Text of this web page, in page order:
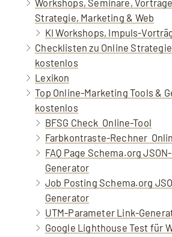
Workshops, Seminare,
Strategie, Marketing & Web
KI Workshops, Impuls-
Checklisten zu Online
kostenlos
Lexikon
Top Online-Marketing Tools &
kostenlos
BFSG Check ️ Online-Tool
Farbkontraste-Rechner
FAQ Page Schema.org
Generator
Job Posting Schema.org
Generator
UTM-Parameter Link-
Google Lighthouse Test für